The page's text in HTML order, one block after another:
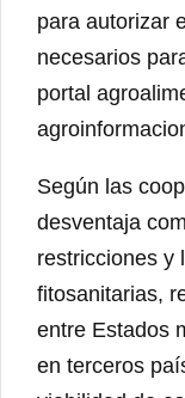
para autorizar
necesarios
portal
Según las
desventaja
restricciones y
fitosanitarias,
entre Estados
en terceros